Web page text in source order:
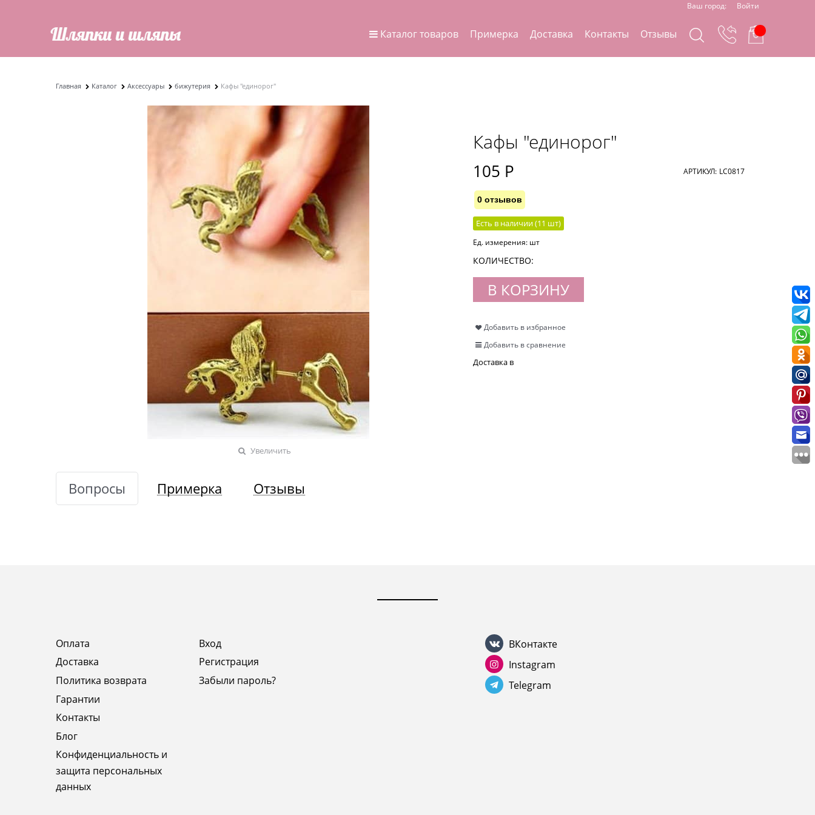
Ваш город: Войти
Каталог товаров Примерка Доставка Контакты Отзывы
Главная Каталог Аксессуары бижутерия Кафы "единорог"
Увеличить
Кафы "единорог"
105 Р АРТИКУЛ: LC0817
0 отзывов
Есть в наличии (11 шт)
Ед. измерения: шт
КОЛИЧЕСТВО:
В КОРЗИНУ
Добавить в избранное
Добавить в сравнение
Доставка в
Вопросы Примерка Отзывы
Оплата
Доставка
Политика возврата
Гарантии
Контакты
Блог
Конфиденциальность и
защита персональных
данных
Вход
Регистрация
Забыли пароль?
ВКонтакте
Instagram
Telegram